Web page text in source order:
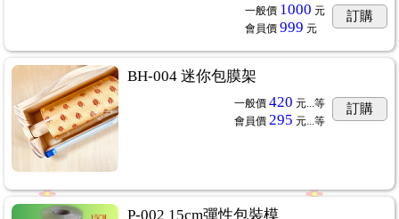
一般價 1000 元
會員價 999 元
訂購
BH-004 迷你包膜架
一般價 420 元...等
會員價 295 元...等
訂購
P-002 15cm彈性包裝模